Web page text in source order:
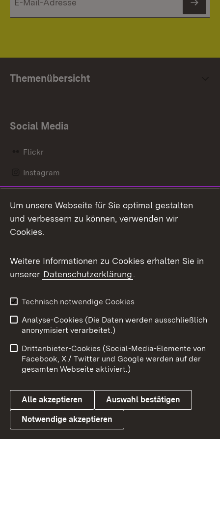
Themenübersicht
Social Media
Flickr
Instagram
Mastodon
Messenger
Social Wall
X / Twitter
Youtube
Link zum Landesportal
Benutzungshinweise
Barrierefreiheit
Datenschutz
Cookies
Um unsere Webseite für Sie optimal gestalten
und verbessern zu können, verwenden wir
Cookies.
Weitere Informationen zu Cookies erhalten Sie in
unserer Datenschutzerklärung.
Technisch notwendige Cookies
Analyse-Cookies (Die Daten werden ausschließlich
anonymisiert verarbeitet.)
Drittanbieter-Cookies (Social-Media-Elemente von
Facebook, X / Twitter und Google werden auf der
gesamten Webseite aktiviert.)
Alle akzeptieren Auswahl bestätigen
Notwendige akzeptieren